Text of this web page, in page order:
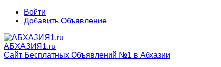
Войти
Добавить Объявление
АБХАЗИЯ1.ru
Сайт Бесплатных Объявлений №1 в Абхазии